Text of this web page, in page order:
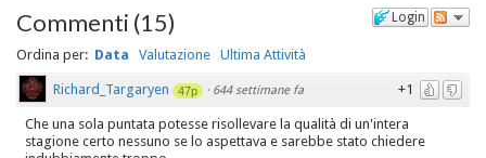
Login
Commenti (15)
Ordina per: Data Valutazione Ultima Attività
+1
Richard_Targaryen 47p · 644 settimane fa
Che una sola puntata potesse risollevare la qualità di un'intera
stagione certo nessuno se lo aspettava e sarebbe stato chiedere